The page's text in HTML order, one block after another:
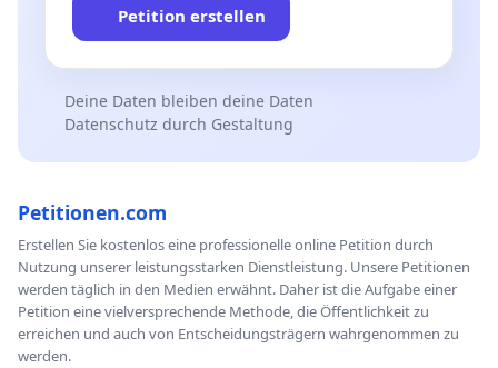
Petition erstellen
Deine Daten bleiben deine Daten
Datenschutz durch Gestaltung
Petitionen.com
Erstellen Sie kostenlos eine professionelle online Petition durch
Nutzung unserer leistungsstarken Dienstleistung. Unsere Petitionen
werden täglich in den Medien erwähnt. Daher ist die Aufgabe einer
Petition eine vielversprechende Methode, die Öffentlichkeit zu
erreichen und auch von Entscheidungsträgern wahrgenommen zu
werden.